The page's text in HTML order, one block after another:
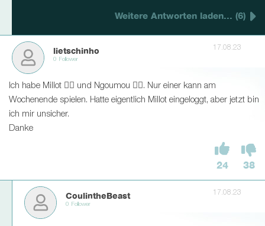
Weitere Antworten laden... (6)
lietschinho
0 Follower
17.08.23
Ich habe Millot 👍🏼 und Ngoumou 👎🏼. Nur einer kann am
Wochenende spielen. Hatte eigentlich Millot eingeloggt, aber jetzt bin
ich mir unsicher.
Danke
24 38
CoulintheBeast
0 Follower
17.08.23